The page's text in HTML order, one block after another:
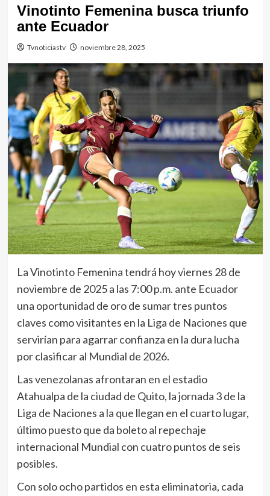
Vinotinto Femenina busca triunfo
ante Ecuador
Tvnoticiastv noviembre 28, 2025
La Vinotinto Femenina tendrá hoy viernes 28 de
noviembre de 2025 a las 7:00 p.m. ante Ecuador
una oportunidad de oro de sumar tres puntos
claves como visitantes en la Liga de Naciones que
servirían para agarrar confianza en la dura lucha
por clasificar al Mundial de 2026.
Las venezolanas afrontaran en el estadio
Atahualpa de la ciudad de Quito, la jornada 3 de la
Liga de Naciones a la que llegan en el cuarto lugar,
último puesto que da boleto al repechaje
internacional Mundial con cuatro puntos de seis
posibles.
Con solo ocho partidos en esta eliminatoria, cada